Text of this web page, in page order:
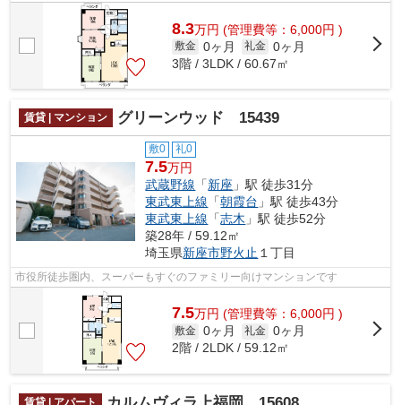
8.3万円 (管理費等：6,000円 )
敷金 0ヶ月 礼金 0ヶ月
3階 / 3LDK / 60.67㎡
賃貸 | マンション グリーンウッド 15439
敷0 礼0
7.5万円
武蔵野線 「新座 」駅 徒歩31分
東武東上線 「朝霞台 」駅 徒歩43分
東武東上線 「志木 」駅 徒歩52分
築28年 / 59.12㎡
埼玉県新座市野火止 １丁目
市役所徒歩圏内、スーパーもすぐのファミリー向けマンションです
7.5万円 (管理費等：6,000円 )
敷金 0ヶ月 礼金 0ヶ月
2階 / 2LDK / 59.12㎡
賃貸 | アパート